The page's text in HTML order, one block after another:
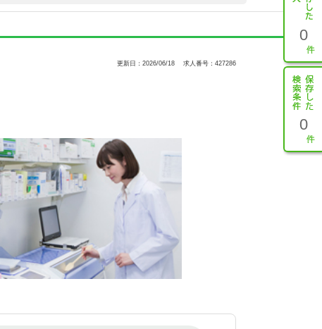
0
0
更新日：2026/06/18 求人番号：427286